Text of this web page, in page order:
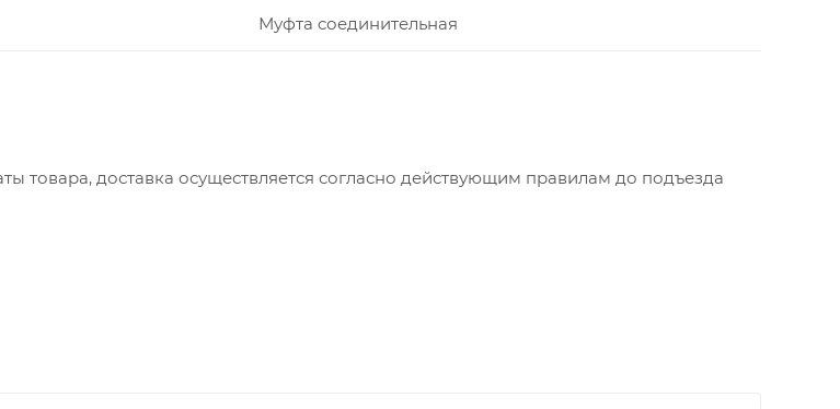
Муфта соединительная
товара, доставка осуществляется согласно действующим правилам до подъезда
от: